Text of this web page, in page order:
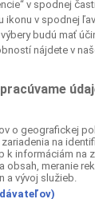
Times
Publikovanie alebo
zo zdrojov TASR je
v spodnej
ikonu v spodnej
budú mať
nájdete v
o geografickej
na
k informáciám na
obsah, meranie
a vývoj služieb.